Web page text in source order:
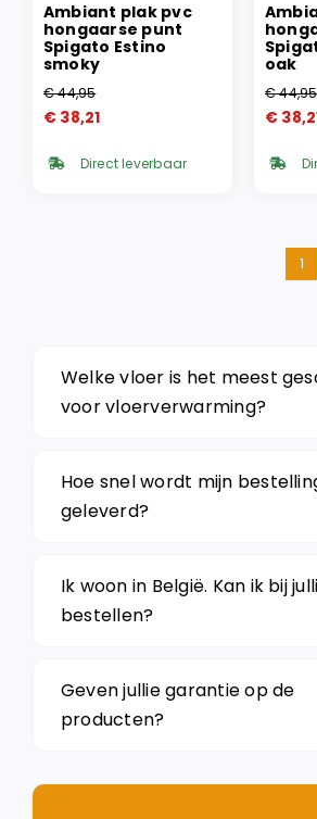
Ambiant plak pvc
hongaarse punt
Spigato Estino
smoky
€44,95
Oorspronkelijke
was:
€ 38,21
Huidige
is: Direct leverbaar
oak
€44,95
€
is:
1
Welke vloer is het meest
voor vloerverwarming?
Hoe snel wordt mijn
geleverd?
Ik woon in België. Kan ik bij
bestellen?
Geven jullie garantie op de
producten?